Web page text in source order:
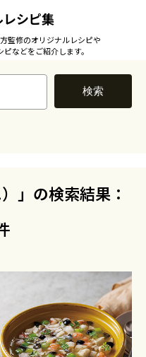
シピ集
監修のオリジナルレシピや
などをご紹介します。
検索
」の検索結果：